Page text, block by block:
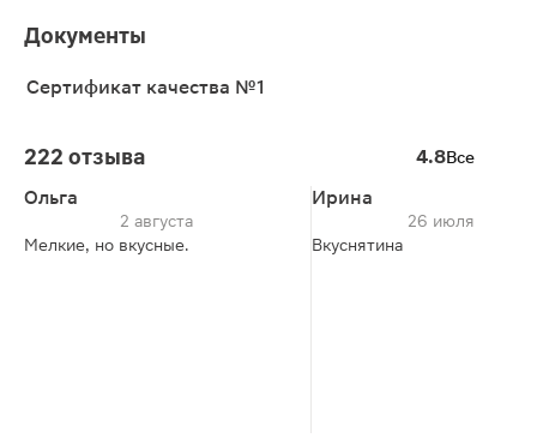
Документы
Сертификат качества №1
222 отзыва 4.8Все
Ольга
2 августа
Мелкие, но вкусные.
Ирина
26 июля
Вкуснятина